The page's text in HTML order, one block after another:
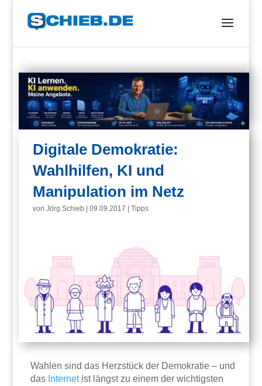
Digitale Demokratie:
Wahlhilfen, KI und
Manipulation im Netz
vonJörg Schieb |09.09.2017 |Tipps
Wahlen sind das Herzstück der Demokratie – und
das Internetist längst zu einem der wichtigsten